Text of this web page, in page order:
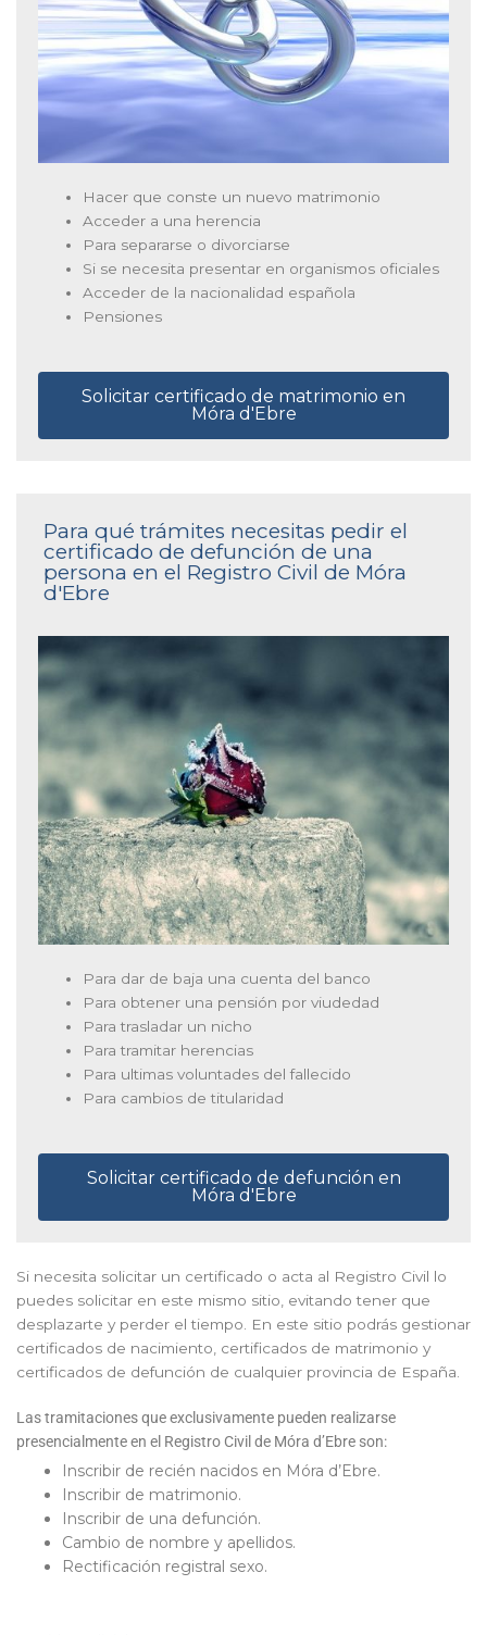
Hacer que conste un nuevo matrimonio
Acceder a una herencia
Para separarse o divorciarse
Si se necesita presentar en organismos oficiales
Acceder de la nacionalidad española
Pensiones
Solicitar certificado de matrimonio en
Móra d'Ebre
Para qué trámites necesitas pedir el
certificado de defunción de una
persona en el Registro Civil de Móra
d'Ebre
Para dar de baja una cuenta del banco
Para obtener una pensión por viudedad
Para trasladar un nicho
Para tramitar herencias
Para ultimas voluntades del fallecido
Para cambios de titularidad
Solicitar certificado de defunción en
Móra d'Ebre
Si necesita solicitar un certificado o acta al Registro Civil lo
puedes solicitar en este mismo sitio, evitando tener que
desplazarte y perder el tiempo. En este sitio podrás gestionar
certificados de nacimiento, certificados de matrimonio y
certificados de defunción de cualquier provincia de España.
Las tramitaciones que exclusivamente pueden realizarse
presencialmente en el Registro Civil de Móra d’Ebre son:
Inscribir de recién nacidos en Móra d’Ebre.
Inscribir de matrimonio.
Inscribir de una defunción.
Cambio de nombre y apellidos.
Rectificación registral sexo.